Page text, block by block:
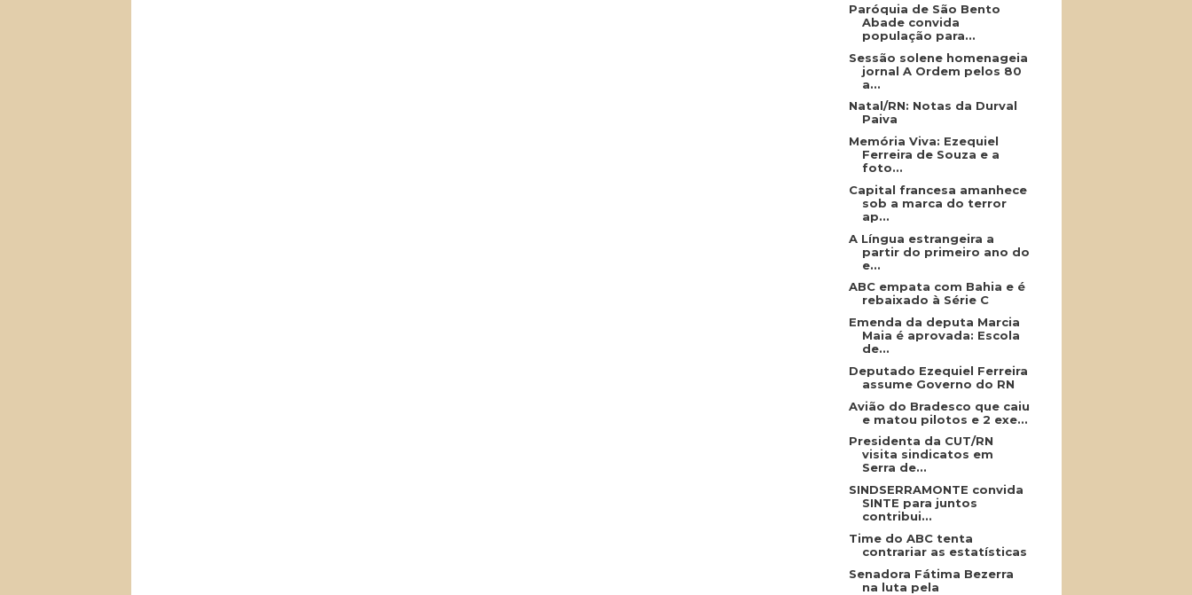
Paróquia de São Bento
Abade convida
população para...
Sessão solene homenageia
jornal A Ordem pelos 80
a...
Natal/RN: Notas da Durval
Paiva
Memória Viva: Ezequiel
Ferreira de Souza e a
foto...
Capital francesa amanhece
sob a marca do terror
ap...
A Língua estrangeira a
partir do primeiro ano do
e...
ABC empata com Bahia e é
rebaixado à Série C
Emenda da deputa Marcia
Maia é aprovada: Escola
de...
Deputado Ezequiel Ferreira
assume Governo do RN
Avião do Bradesco que caiu
e matou pilotos e 2 exe...
Presidenta da CUT/RN
visita sindicatos em
Serra de...
SINDSERRAMONTE convida
SINTE para juntos
contribui...
Time do ABC tenta
contrariar as estatísticas
Senadora Fátima Bezerra
na luta pela